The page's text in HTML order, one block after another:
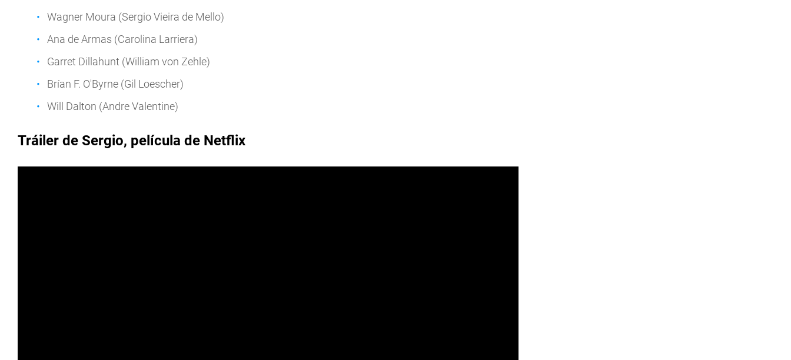
Wagner Moura (Sergio Vieira de Mello)
Ana de Armas (Carolina Larriera)
Garret Dillahunt (William von Zehle)
Brían F. O'Byrne (Gil Loescher)
Will Dalton (Andre Valentine)
Tráiler de Sergio, película de Netflix